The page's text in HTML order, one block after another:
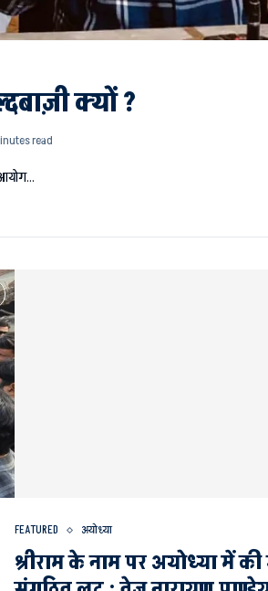
क्यों ?
read
आयोग…
FEATURED अयोध्या
श्रीराम के नाम पर अयोध्या में की